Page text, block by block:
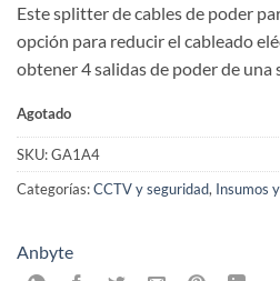
Este splitter de cables de poder
opción para reducir el cableado
obtener 4 salidas de poder de una
Agotado
SKU:GA1A4
Categorías:CCTV y seguridad, Insumos
Anbyte